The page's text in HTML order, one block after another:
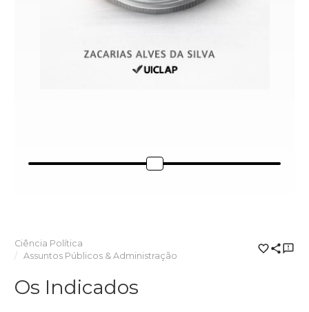
Ciência Política
Assuntos Públicos & Administração
Os Indicados